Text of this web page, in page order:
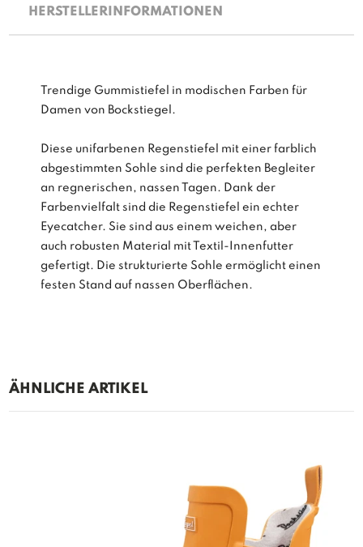
HERSTELLERINFORMATIONEN
Trendige Gummistiefel in modischen Farben für
Damen von Bockstiegel.
Diese unifarbenen Regenstiefel mit einer farblich
abgestimmten Sohle sind die perfekten Begleiter
an regnerischen, nassen Tagen. Dank der
Farbenvielfalt sind die Regenstiefel ein echter
Eyecatcher. Sie sind aus einem weichen, aber
auch robusten Material mit Textil-Innenfutter
gefertigt. Die strukturierte Sohle ermöglicht einen
festen Stand auf nassen Oberflächen.
ÄHNLICHE ARTIKEL